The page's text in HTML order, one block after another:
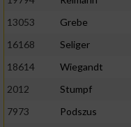
13053
Grebe
16168
Seliger
18614
Wiegandt
2012
Stumpf
7973
Podszus